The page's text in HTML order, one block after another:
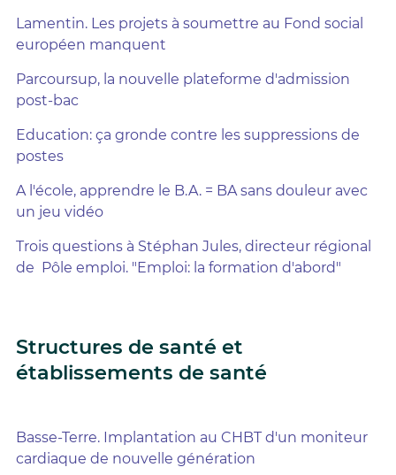
Lamentin. Les projets à soumettre au Fond social
européen manquent
Parcoursup, la nouvelle plateforme d'admission
post-bac
Education: ça gronde contre les suppressions de
postes
A l'école, apprendre le B.A. = BA sans douleur avec
un jeu vidéo
Trois questions à Stéphan Jules, directeur régional
de Pôle emploi. "Emploi: la formation d'abord"
Structures de santé et
établissements de santé
Basse-Terre. Implantation au CHBT d'un moniteur
cardiaque de nouvelle génération